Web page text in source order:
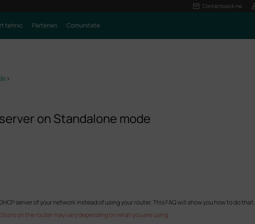
Contactează-ne
tehnic Parteneri Comunitate
>
on Standalone mode
server of your network instead of using your router. This FAQ will show you how to do that.
on the router may vary depending on what you are using.